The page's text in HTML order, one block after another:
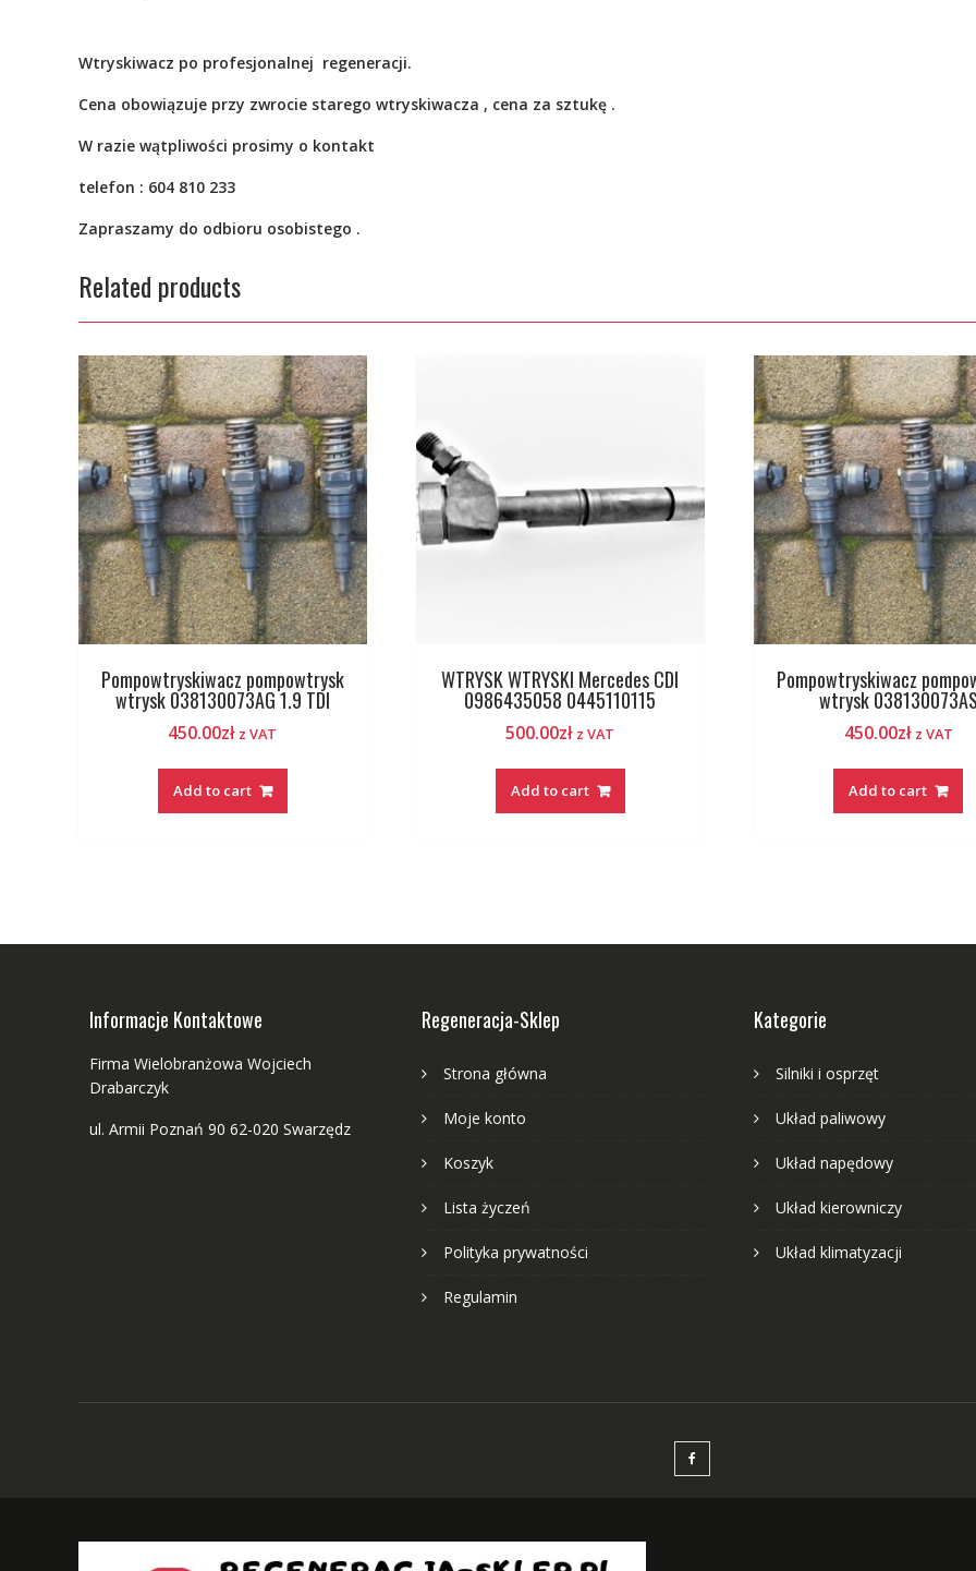
Wtryskiwacz po profesjonalnej regeneracji.
Cena obowiązuje przy zwrocie starego wtryskiwacza , cena za sztukę .
W razie wątpliwości prosimy o kontakt
telefon : 604 810 233
Zapraszamy do odbioru osobistego .
Related products
Pompowtryskiwacz pompowtrysk
wtrysk 038130073AG 1.9 TDI
450.00zł z VAT
Add to cart
WTRYSK WTRYSKI Mercedes CDI
0986435058 0445110115
500.00zł z VAT
Add to cart
Pompowtryskiwacz
wtrysk 038130073AS
450.00zł z VAT
Add to cart
Informacje Kontaktowe
Firma Wielobranżowa Wojciech
Drabarczyk
ul. Armii Poznań 90 62-020 Swarzędz
Regeneracja-Sklep
Strona główna
Moje konto
Koszyk
Lista życzeń
Polityka prywatności
Regulamin
Kategorie
Silniki i osprzęt
Układ paliwowy
Układ napędowy
Układ kierowniczy
Układ klimatyzacji